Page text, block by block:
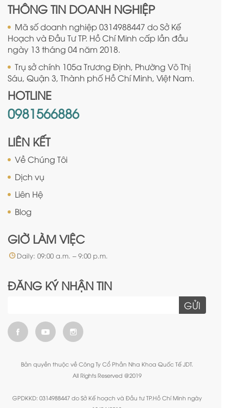
THÔNG TIN DOANH NGHIỆP
Mã số doanh nghiệp 0314988447 do Sở Kế
Hoạch và Đầu Tư TP. Hồ Chí Minh cấp lần đầu
ngày 13 tháng 04 năm 2018.
Trụ sở chính 105a Trương Định, Phường Võ Thị
Sáu, Quận 3, Thành phố Hồ Chí Minh, Việt Nam.
HOTLINE
0981566886
LIÊN KẾT
Về Chúng Tôi
Dịch vụ
Liên Hệ
Blog
GIỜ LÀM VIỆC
Daily: 09:00 a.m. – 9:00 p.m.
ĐĂNG KÝ NHẬN TIN
GỬI
Bản quyền thuộc về Công Ty Cổ Phần Nha Khoa Quốc Tế JDT.
All Rights Reserved @2019
GPDKKD: 0314988447 do Sở Kế hoạch và Đầu tư TP.Hồ Chí Minh ngày